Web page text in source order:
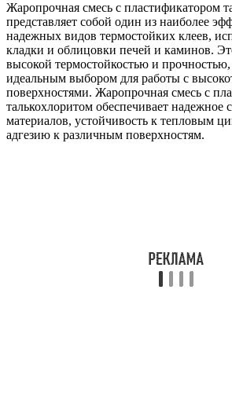
Жаропрочная смесь с пластификатором
представляет собой один из наиболее
надежных видов термостойких клеев,
кладки и облицовки печей и каминов.
высокой термостойкостью и прочностью,
идеальным выбором для работы с
поверхностями. Жаропрочная смесь с
талькохлоритом обеспечивает надежное
материалов, устойчивость к тепловым
адгезию к различным поверхностям.